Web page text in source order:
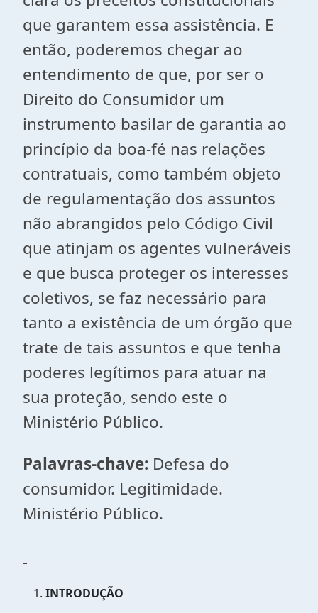
que garantem essa assistência. E
então, poderemos chegar ao
entendimento de que, por ser o
Direito do Consumidor um
instrumento basilar de garantia ao
princípio da boa-fé nas relações
contratuais, como também objeto
de regulamentação dos assuntos
não abrangidos pelo Código Civil
que atinjam os agentes vulneráveis
e que busca proteger os interesses
coletivos, se faz necessário para
tanto a existência de um órgão que
trate de tais assuntos e que tenha
poderes legítimos para atuar na
sua proteção, sendo este o
Ministério Público.
Palavras-chave: Defesa do
consumidor. Legitimidade.
Ministério Público.
INTRODUÇÃO